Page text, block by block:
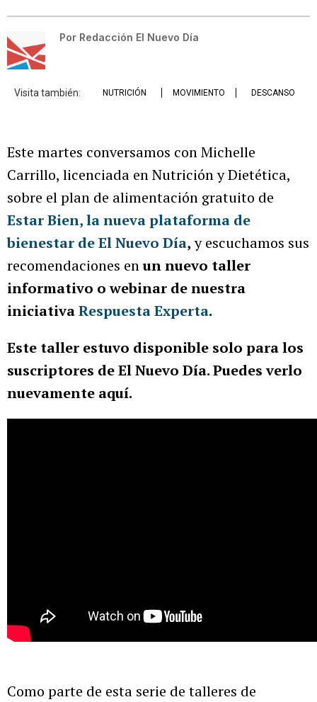
Por Redacción El Nuevo Día
Visita también: NUTRICIÓN MOVIMIENTO DESCANSO
Este martes conversamos con Michelle
Carrillo, licenciada en Nutrición y Dietética,
sobre el plan de alimentación gratuito de
Estar Bien, la nueva plataforma de
bienestar de El Nuevo Día,y escuchamos sus
recomendaciones enun nuevo taller
informativo o webinar de nuestra
iniciativaRespuesta Experta.
Este taller estuvo disponible solo para los
suscriptores de El Nuevo Día. Puedes verlo
nuevamente aquí.
Como parte de esta serie de talleres de